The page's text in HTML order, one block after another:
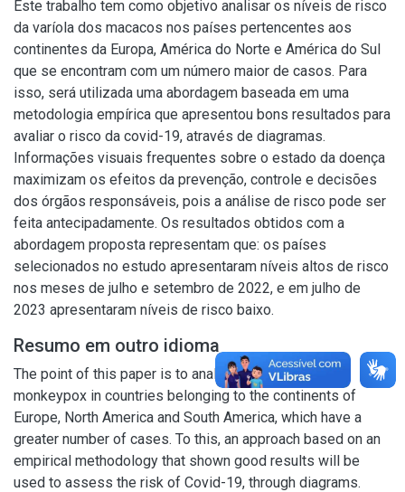
Este trabalho tem como objetivo analisar os níveis de risco
da varíola dos macacos nos países pertencentes aos
continentes da Europa, América do Norte e América do Sul
que se encontram com um número maior de casos. Para
isso, será utilizada uma abordagem baseada em uma
metodologia empírica que apresentou bons resultados para
avaliar o risco da covid-19, através de diagramas.
Informações visuais frequentes sobre o estado da doença
maximizam os efeitos da prevenção, controle e decisões
dos órgãos responsáveis, pois a análise de risco pode ser
feita antecipadamente. Os resultados obtidos com a
abordagem proposta representam que: os países
selecionados no estudo apresentaram níveis altos de risco
nos meses de julho e setembro de 2022, e em julho de
2023 apresentaram níveis de risco baixo.
Resumo em outro idioma
The point of this paper is to analyze the risk levels of
monkeypox in countries belonging to the continents of
Europe, North America and South America, which have a
greater number of cases. To this, an approach based on an
empirical methodology that shown good results will be
used to assess the risk of Covid-19, through diagrams.